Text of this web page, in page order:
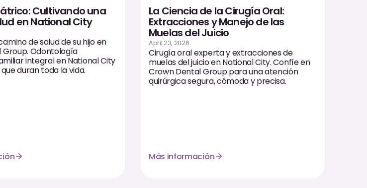
Cultivando una
en National City
de salud de su hijo en
Odontología
integral en National City
duran toda la vida.
La Ciencia de la Cirugía Oral:
Extracciones y Manejo de las
Muelas del Juicio
April 23, 2026
Cirugía oral experta y extracciones de
muelas del juicio en National City. Confíe en
Crown Dental Group para una atención
quirúrgica segura, cómoda y precisa.
Más información